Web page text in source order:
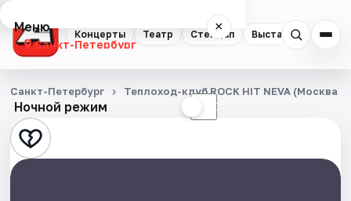
Концерты Театр Стендап Выставки
Меню ×
Санкт-Петербург
Концерты
Театр
Стендап
Ночной режим ☾
Санкт-Петербург Теплоход-клуб ROCK HIT NEVA (Москва